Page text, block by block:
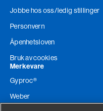
Jobbe hos oss/ledig stillinger
Personvern
Åpenhetsloven
Bruk av cookies
Merkevare
Gyproc®
Weber